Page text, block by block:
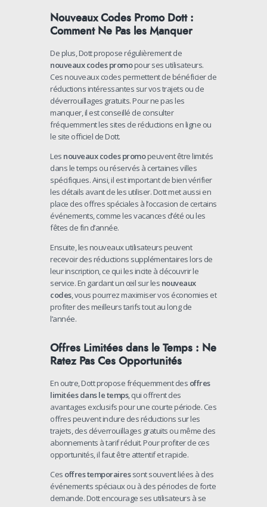
Nouveaux Codes Promo Dott :
Comment Ne Pas les Manquer
De plus, Dott propose régulièrement de
nouveaux codes promopour ses utilisateurs.
Ces nouveaux codes permettent de bénéficier de
réductions intéressantes sur vos trajets ou de
déverrouillages gratuits. Pour ne pas les
manquer, il est conseillé de consulter
fréquemment les sites de réductions en ligne ou
le site officiel de Dott.
Les nouveaux codes promopeuvent être limités
dans le temps ou réservés à certaines villes
spécifiques. Ainsi, il est important de bien vérifier
les détails avant de les utiliser. Dott met aussi en
place des offres spéciales à l’occasion de certains
événements, comme les vacances d’été ou les
fêtes de fin d’année.
Ensuite, les nouveaux utilisateurs peuvent
recevoir des réductions supplémentaires lors de
leur inscription, ce qui les incite à découvrir le
service. En gardant un œil sur les nouveaux
codes, vous pourrez maximiser vos économies et
profiter des meilleurs tarifs tout au long de
l’année.
Offres Limitées dans le Temps : Ne
Ratez Pas Ces Opportunités
En outre, Dott propose fréquemment des offres
limitées dans le temps, qui offrent des
avantages exclusifs pour une courte période. Ces
offres peuvent inclure des réductions sur les
trajets, des déverrouillages gratuits ou même des
abonnements à tarif réduit. Pour profiter de ces
opportunités, il faut être attentif et rapide.
Ces offres temporairessont souvent liées à des
événements spéciaux ou à des périodes de forte
demande. Dott encourage ses utilisateurs à se